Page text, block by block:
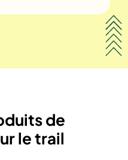
de
le trail